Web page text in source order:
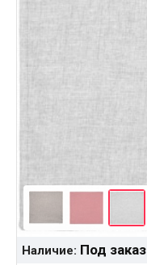
Наличие: Под заказ